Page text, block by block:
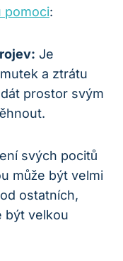
pomoci:
Je
a ztrátu
prostor svým
svých pocitů
může být velmi
ostatních,
být velkou